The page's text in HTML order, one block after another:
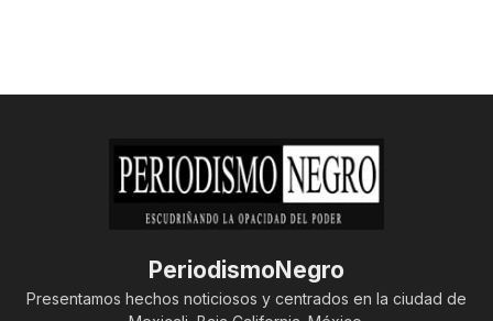
PeriodismoNegro
Presentamos hechos noticiosos y centrados en la ciudad de